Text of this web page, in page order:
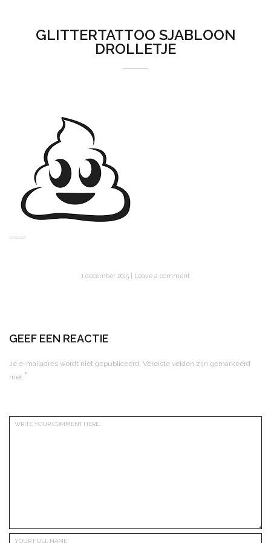
GLITTERTATTOO SJABLOON
DROLLETJE
1 december 2015 Leave a comment
GEEF EEN REACTIE
Je e-mailadres wordt niet gepubliceerd. Vereiste velden zijn gemarkeerd
met *